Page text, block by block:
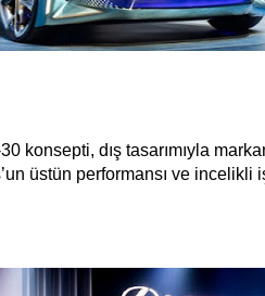
dış tasarımıyla
üstün performansı ve